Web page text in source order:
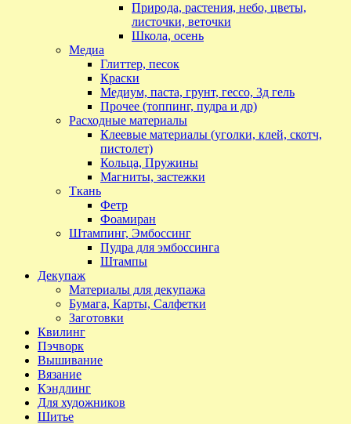
Природа, растения, небо, цветы,
листочки, веточки
Школа, осень
Медиа
Глиттер, песок
Краски
Медиум, паста, грунт, гессо, 3д гель
Прочее (топпинг, пудра и др)
Расходные материалы
Клеевые материалы (уголки, клей, скотч,
пистолет)
Кольца, Пружины
Магниты, застежки
Ткань
Фетр
Фоамиран
Штампинг, Эмбоссинг
Пудра для эмбоссинга
Штампы
Декупаж
Материалы для декупажа
Бумага, Карты, Салфетки
Заготовки
Квилинг
Пэчворк
Вышивание
Вязание
Кэндлинг
Для художников
Шитье